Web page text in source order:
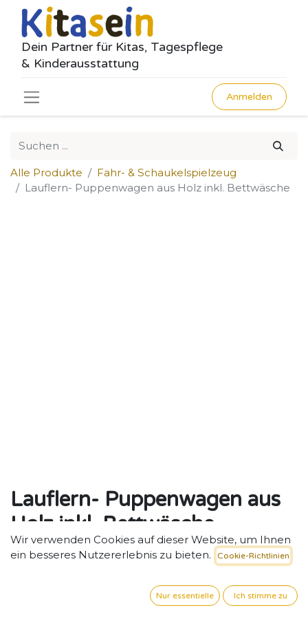
Dein Partner für Kitas, Tagespflege
& Kinderausstattung
Anmelden
Alle Produkte
Fahr- & Schaukelspielzeug
Lauflern- Puppenwagen aus Holz inkl. Bettwäsche
Lauflern- Puppenwagen aus
Holz inkl. Bettwäsche
Robuster Puppenwagen aus Holz mit weicher
Bettwäsche – für pädagogisch wertvolles Rollenspiel
exkl. MwSt. zzgl. Versand
Wir verwenden Cookies auf dieser Website, um Ihnen
ein besseres Nutzererlebnis zu bieten.
Cookie-Richtlinien
Nur essentielle Ich stimme zu